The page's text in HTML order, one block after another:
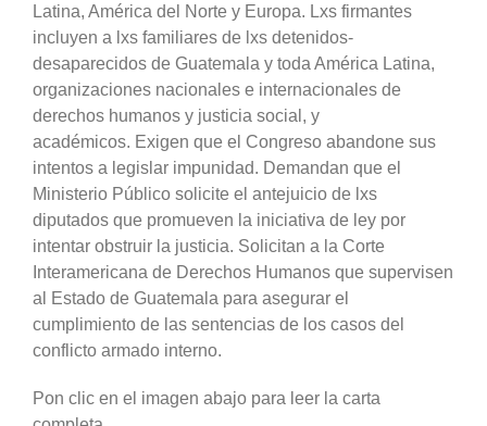
Latina, América del Norte y Europa. Lxs firmantes
incluyen a lxs familiares de lxs detenidos-
desaparecidos de Guatemala y toda América Latina,
organizaciones nacionales e internacionales de
derechos humanos y justicia social, y
académicos. Exigen que el Congreso abandone sus
intentos a legislar impunidad. Demandan que el
Ministerio Público solicite el antejuicio de lxs
diputados que promueven la iniciativa de ley por
intentar obstruir la justicia. Solicitan a la Corte
Interamericana de Derechos Humanos que supervisen
al Estado de Guatemala para asegurar el
cumplimiento de las sentencias de los casos del
conflicto armado interno.
Pon clic en el imagen abajo para leer la carta